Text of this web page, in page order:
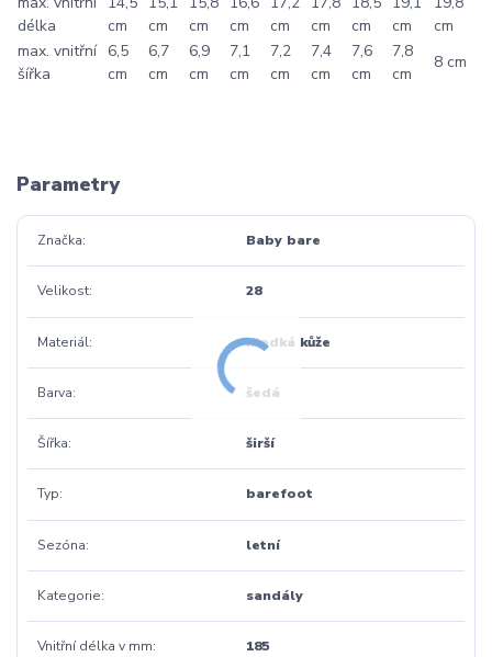
délka
cm
cm
cm
cm
cm
cm
cm
cm
cm
max. vnitřní
šířka
6,5
cm
6,7
cm
6,9
cm
7,1
cm
7,2
cm
7,4
cm
7,6
cm
7,8
cm
8 cm
Parametry
Značka Baby bare
Velikost 28
Materiál hladká kůže
Barva šedá
Šířka širší
Typ barefoot
Sezóna letní
Kategorie sandály
Vnitřní délka v mm 185